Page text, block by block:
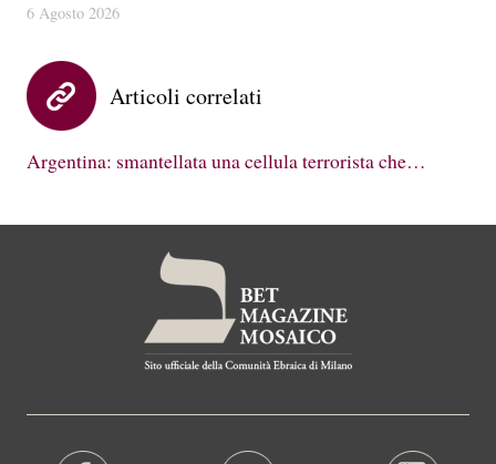
6 Agosto 2026
Articoli correlati
Argentina: smantellata una cellula terrorista che…